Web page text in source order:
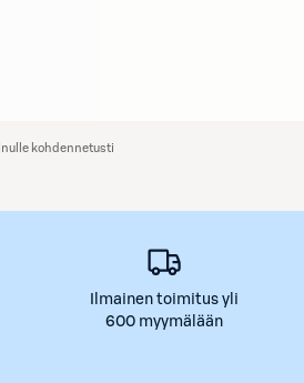
kohdennetusti
Ilmainen toimitus yli
600 myymälään